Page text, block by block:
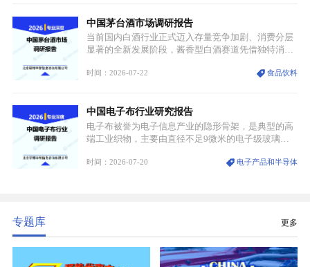
密制造流程。
中国茅台酒市场调研报告
当前国内白酒行业正式迈入存量竞争加剧、消费分层
显著的全新发展阶段，酱香型白酒赛道凭借独特消费
道。贵州茅台凭借独一无二的核心产区壁垒、刚性产
业。
时间：2026-07-22 食品饮料
中国电子布行业研究报告
电子布被誉为电子信息产业的隐形骨架，是典型的高
端工业织物，主要由直径不足9微米的电子级玻璃纤
生产制造过程中不可或缺的核心基材。电子布具备高
时间：2026-07-20 电子产品和半导体
专题库 更多